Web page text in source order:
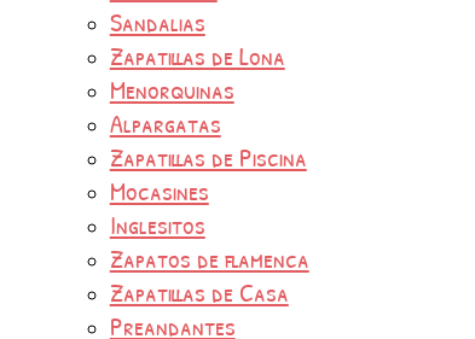
Sandalias
Zapatillas de Lona
Menorquinas
Alpargatas
Zapatillas de Piscina
Mocasines
Inglesitos
Zapatos de flamenca
Zapatillas de Casa
Preandantes